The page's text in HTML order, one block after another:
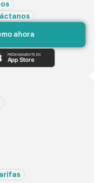
ahora
PRÓXIMAMENTE EN
App Store